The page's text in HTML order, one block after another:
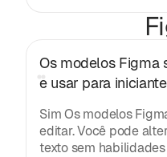
Os modelos Figma
e usar para
Sim Os modelos
editar. Você pode
texto sem